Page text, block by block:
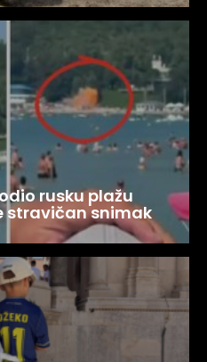
rusku plažu
stravičan snimak